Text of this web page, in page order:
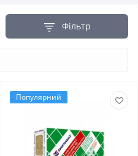
Фільтр
Популярний